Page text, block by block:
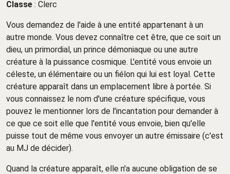
Classe : Clerc
Vous demandez de l'aide à une entité appartenant à un
autre monde. Vous devez connaître cet être, que ce soit un
dieu, un primordial, un prince démoniaque ou une autre
créature à la puissance cosmique. L'entité vous envoie un
céleste, un élémentaire ou un fiélon qui lui est loyal. Cette
créature apparaît dans un emplacement libre à portée. Si
vous connaissez le nom d'une créature spécifique, vous
pouvez le mentionner lors de l'incantation pour demander à
ce que ce soit elle que l'entité vous envoie, bien qu'elle
puisse tout de même vous envoyer un autre émissaire (c'est
au MJ de décider).
Quand la créature apparaît, elle n'a aucune obligation de se